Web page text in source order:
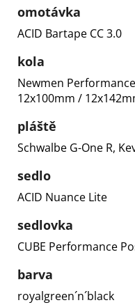
omotávka
ACID Bartape CC 3.0
kola
Newmen
12x100mm /
pláště
Schwalbe G-One R,
sedlo
ACID Nuance Lite
sedlovka
CUBE Performance
barva
royalgreen´n´black